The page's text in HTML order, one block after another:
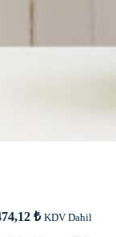
₺ KDV Dahil